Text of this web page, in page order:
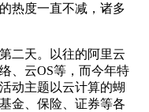
热度一直不减，诸多
二天。以往的阿里云
、云OS等，而今年特
动主题以云计算的蝴
金、保险、证券等各